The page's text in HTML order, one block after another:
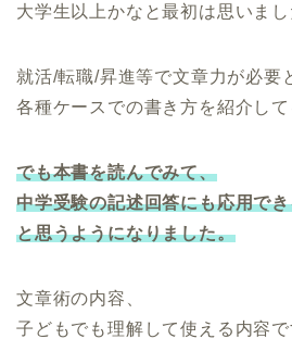
大学生以上かなと最初は思いまし
就活/転職/昇進等で文章力が必要
各種ケースでの書き方を紹介して
でも本書を読んでみて、
中学受験の記述回答にも応用で
と思うようになりました。
文章術の内容、
子どもでも理解して使える内容で